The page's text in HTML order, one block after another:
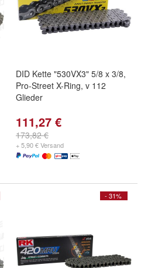
DID Kette "530VX3" 5/8 x 3/8,
Pro-Street X-Ring, v 112
Glieder
111,27 €
173,82 €
+ 5,90 € Versand
- 31%